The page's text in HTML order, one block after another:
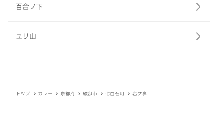
百合ノ下
ユリ山
トップ カレー 京都府 綾部市 七百石町 岩ケ鼻